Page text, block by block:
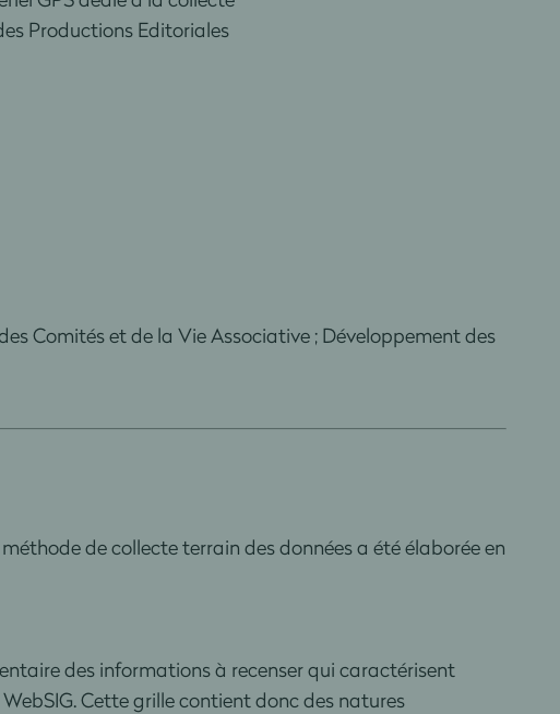
Productions Editoriales
Comités et de la Vie Associative ; Développement des
de collecte terrain des données a été élaborée en
des informations à recenser qui caractérisent
Cette grille contient donc des natures